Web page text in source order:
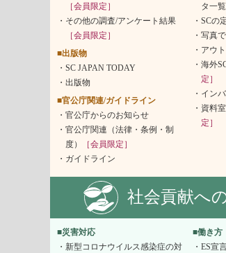
［会員限定］
その他の調査/アンケート結果
［会員限定］
■出版物
SC JAPAN TODAY
出版物
■官公庁関連/ガイドライン
官公庁からのお知らせ
官公庁関連（法律・条例・制
度）
［会員限定］
ガイドライン
タ一覧
SCの
写真
アウ
海外
定］
イン
資料
定］
社会貢献へ
■災害対応
新型コロナウイルス感染症の対
■働き方
ES宣